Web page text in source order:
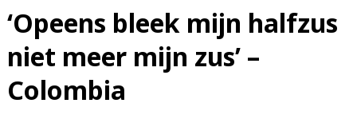
‘Opeens bleek mijn halfzus
niet meer mijn zus’ –
Colombia